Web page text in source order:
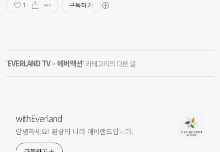
1 구독하기
'EVERLAND TV> 에버액션' 카테고리의 다른 글
withEverland
안녕하세요! 환상의 나라 에버랜드입니다.